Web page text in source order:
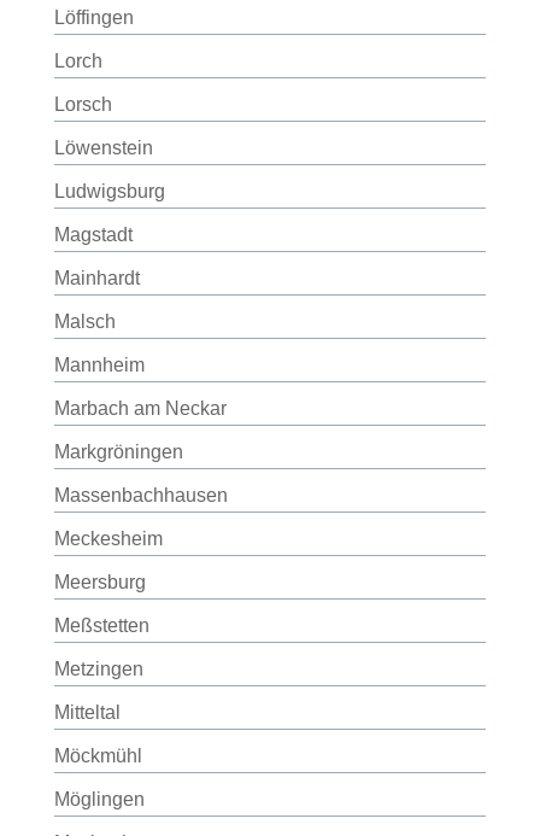
Löffingen
Lorch
Lorsch
Löwenstein
Ludwigsburg
Magstadt
Mainhardt
Malsch
Mannheim
Marbach am Neckar
Markgröningen
Massenbachhausen
Meckesheim
Meersburg
Meßstetten
Metzingen
Mitteltal
Möckmühl
Möglingen